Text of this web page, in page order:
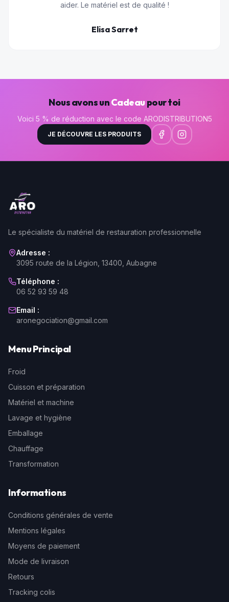
aider. Le matériel est de qualité !
Elisa Sarret
Nous avons unCadeaupour toi
Voici 5 % de réduction avec le code ARODISTRIBUTION5
JE DÉCOUVRE LES PRODUITS
Le spécialiste du matériel de restauration professionnelle
Adresse :
3095 route de la Légion, 13400, Aubagne
Téléphone :
06 52 93 59 48
Email :
aronegociation@gmail.com
Menu Principal
Froid
Cuisson et préparation
Matériel et machine
Lavage et hygiène
Emballage
Chauffage
Transformation
Informations
Conditions générales de vente
Mentions légales
Moyens de paiement
Mode de livraison
Retours
Tracking colis